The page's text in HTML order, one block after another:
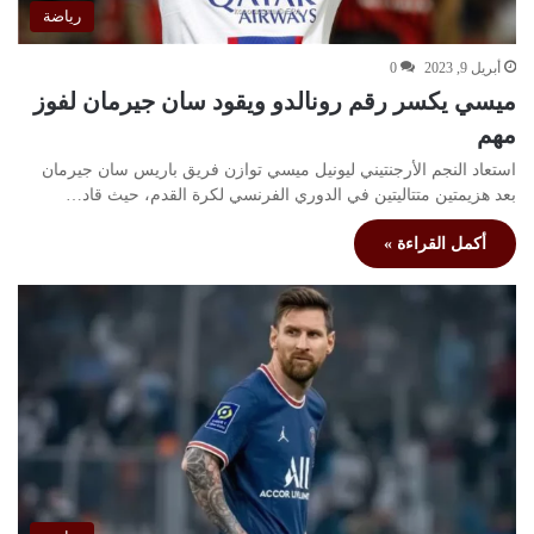
رياضة
أبريل 9, 2023 0
ميسي يكسر رقم رونالدو ويقود سان جيرمان لفوز
مهم
استعاد النجم الأرجنتيني ليونيل ميسي توازن فريق باريس سان جيرمان
بعد هزيمتين متتاليتين في الدوري الفرنسي لكرة القدم، حيث قاد…
أكمل القراءة »